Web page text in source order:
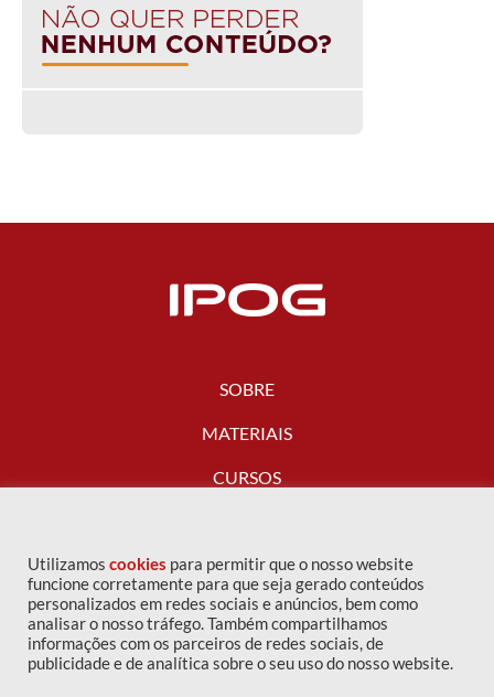
SOBRE
MATERIAIS
CURSOS
FALE CONOSCO
Utilizamos cookies para permitir que o nosso website
funcione corretamente para que seja gerado conteúdos
personalizados em redes sociais e anúncios, bem como
analisar o nosso tráfego. Também compartilhamos
informações com os parceiros de redes sociais, de
publicidade e de analítica sobre o seu uso do nosso website.